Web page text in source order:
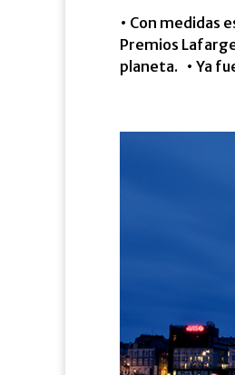
• Con medidas
Premios
planeta. • Ya